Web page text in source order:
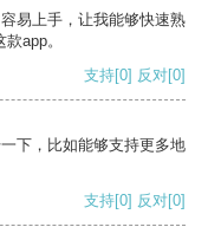
易上手，让我能够快速熟
app。
支持[0] 反对[0]
下，比如能够支持更多地
支持[0] 反对[0]